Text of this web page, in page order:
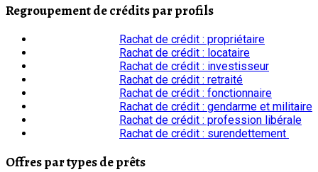
Regroupement de crédits par profils
Rachat de crédit : propriétaire
Rachat de crédit : locataire
Rachat de crédit : investisseur
Rachat de crédit : retraité
Rachat de crédit : fonctionnaire
Rachat de crédit : gendarme et militaire
Rachat de crédit : profession libérale
Rachat de crédit : surendettement
Offres par types de prêts